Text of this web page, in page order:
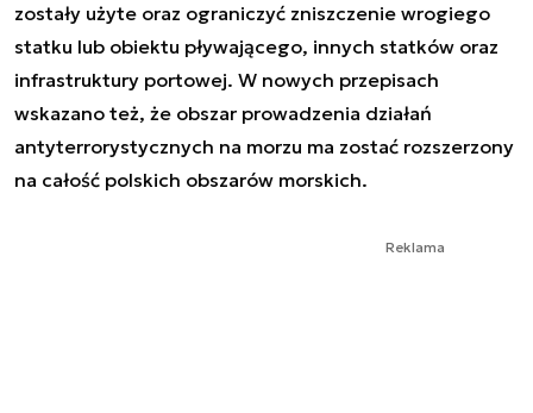
zostały użyte oraz ograniczyć zniszczenie wrogiego
statku lub obiektu pływającego, innych statków oraz
infrastruktury portowej. W nowych przepisach
wskazano też, że obszar prowadzenia działań
antyterrorystycznych na morzu ma zostać rozszerzony
na całość polskich obszarów morskich.
Reklama